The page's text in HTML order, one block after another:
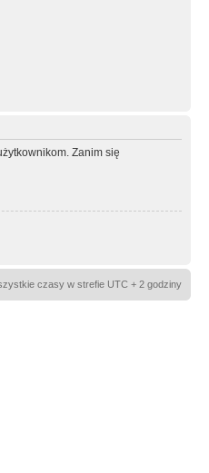
Zanim się
czasy w strefie UTC + 2 godziny